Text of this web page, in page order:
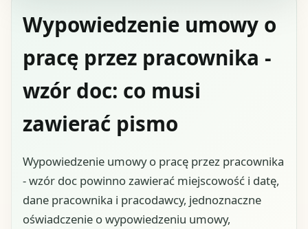
Wypowiedzenie umowy o
pracę przez pracownika -
wzór doc: co musi
zawierać pismo
Wypowiedzenie umowy o pracę przez pracownika
- wzór doc powinno zawierać miejscowość i datę,
dane pracownika i pracodawcy, jednoznaczne
oświadczenie o wypowiedzeniu umowy,